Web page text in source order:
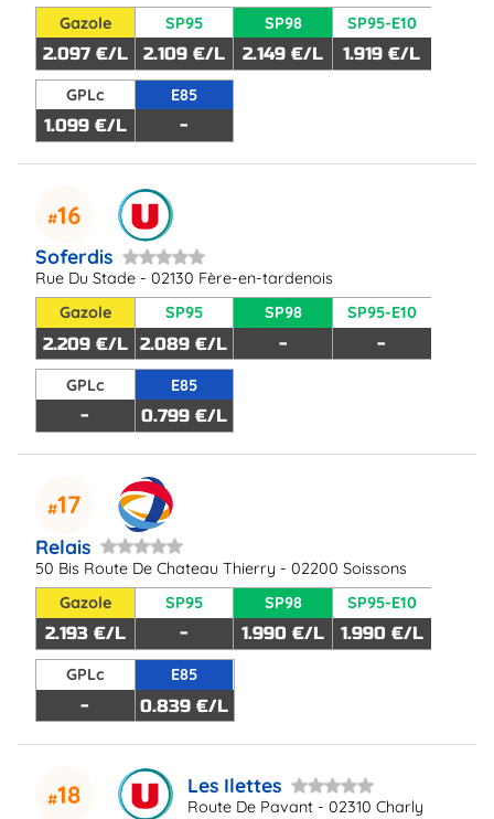
Gazole
2.097 €/L
SP95
2.109 €/L
SP98
2.149 €/L
SP95-E10
1.919 €/L
GPLc
1.099 €/L
E85
-
16
Soferdis
Rue Du Stade - 02130 Fère-en-tardenois
Gazole
2.209 €/L
SP95
2.089 €/L
SP98
-
SP95-E10
-
GPLc
-
E85
0.799 €/L
17
Relais
50 Bis Route De Chateau Thierry - 02200 Soissons
Gazole
2.193 €/L
SP95
-
SP98
1.990 €/L
SP95-E10
1.990 €/L
GPLc
-
E85
0.839 €/L
18 Les Ilettes
Route De Pavant - 02310 Charly